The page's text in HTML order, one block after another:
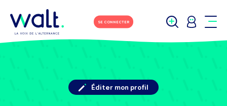
SE CONNECTER
Éditer mon profil